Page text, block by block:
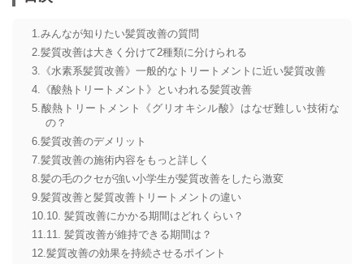
みんなが知りたい髪質改善の質問
髪質改善は大きく分けて2種類に分けられる
《水素系髪質改善》一般的なトリートメントに近い髪質改善
《酸熱トリートメント》といわれる髪質改善
酸熱トリートメント《グリオキシル酸》はなぜ難しい技術な
の？
髪質改善のデメリット
髪質改善の施術内容をもっと詳しく
髪の毛のクセが強い小学生が髪質改善をしたら激変
髪質改善と髪質改善トリートメントの違い
10. 髪質改善にかかる期間はどれくらい？
11. 髪質改善が維持できる期間は？
髪質改善の効果を持続させるポイント